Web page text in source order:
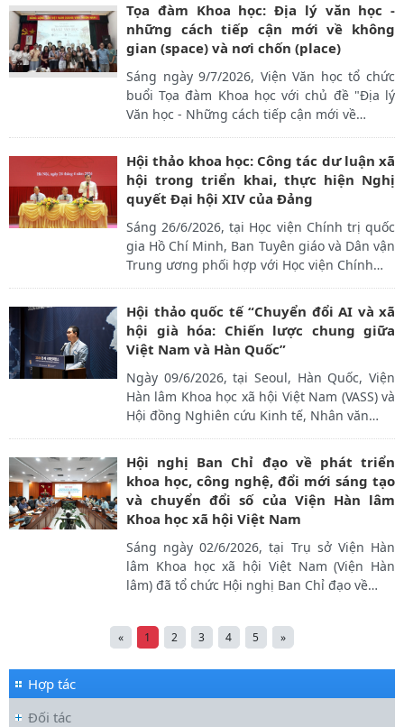
Tọa đàm Khoa học: Địa lý văn học -
những cách tiếp cận mới về không
gian (space) và nơi chốn (place)
Sáng ngày 9/7/2026, Viện Văn học tổ chức
buổi Tọa đàm Khoa học với chủ đề "Địa lý
Văn học - Những cách tiếp cận mới về…
Hội thảo khoa học: Công tác dư luận xã
hội trong triển khai, thực hiện Nghị
quyết Đại hội XIV của Đảng
Sáng 26/6/2026, tại Học viện Chính trị quốc
gia Hồ Chí Minh, Ban Tuyên giáo và Dân vận
Trung ương phối hợp với Học viện Chính…
Hội thảo quốc tế “Chuyển đổi AI và xã
hội già hóa: Chiến lược chung giữa
Việt Nam và Hàn Quốc”
Ngày 09/6/2026, tại Seoul, Hàn Quốc, Viện
Hàn lâm Khoa học xã hội Việt Nam (VASS) và
Hội đồng Nghiên cứu Kinh tế, Nhân văn…
Hội nghị Ban Chỉ đạo về phát triển
khoa học, công nghệ, đổi mới sáng tạo
và chuyển đổi số của Viện Hàn lâm
Khoa học xã hội Việt Nam
Sáng ngày 02/6/2026, tại Trụ sở Viện Hàn
lâm Khoa học xã hội Việt Nam (Viện Hàn
lâm) đã tổ chức Hội nghị Ban Chỉ đạo về…
« 1 2 3 4 5 »
Hợp tác
Đối tác